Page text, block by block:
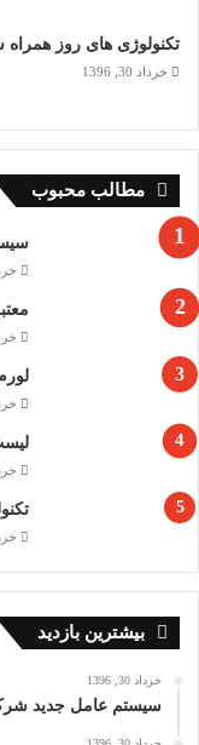
تکنولوژی های روز
خرداد 30, 1396
مطالب محبوب
خرداد
خرداد
خرداد
خرداد
خرداد
بیشترین بازدید
خرداد 30, 1396
سیستم عامل جدید